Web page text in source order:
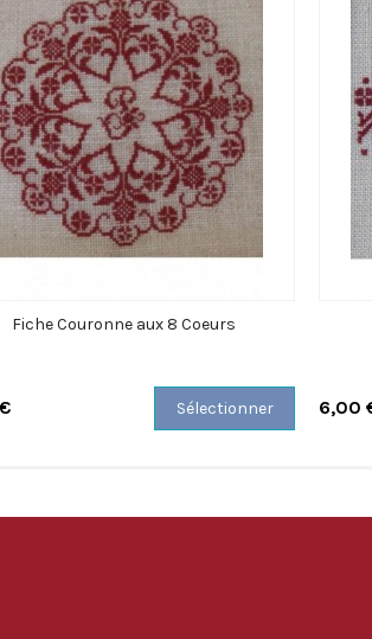
Fiche Couronne aux 8 Coeurs
Sélectionner 6,00